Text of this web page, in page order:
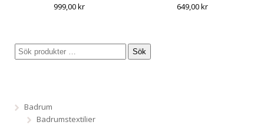
999,00kr 649,00kr
Sök
Badrum
Badrumstextilier